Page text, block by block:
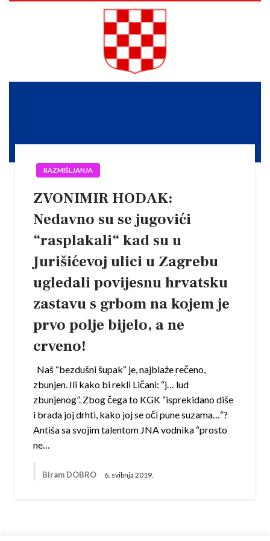
RAZMIŠLJANJA
ZVONIMIR HODAK:
Nedavno su se jugovići
“rasplakali“ kad su u
Jurišićevoj ulici u Zagrebu
ugledali povijesnu hrvatsku
zastavu s grbom na kojem je
prvo polje bijelo, a ne
crveno!
Naš “bezdušni šupak“ je, najblaže rečeno,
zbunjen. Ili kako bi rekli Ličani: “j… lud
zbunjenog”. Zbog čega to KGK “isprekidano diše
i brada joj drhti, kako joj se oči pune suzama…“?
Antiša sa svojim talentom JNA vodnika “prosto
ne…
Biram DOBRO 6. svibnja 2019.